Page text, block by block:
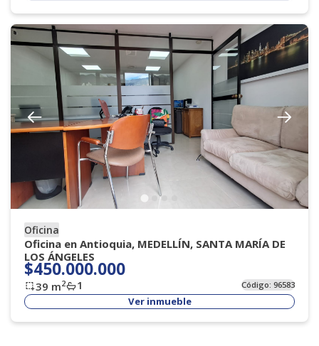
Oficina
Oficina en Antioquia, MEDELLÍN, SANTA MARÍA DE
LOS ÁNGELES
$450.000.000
39 m2 1 Código:96583
Ver inmueble